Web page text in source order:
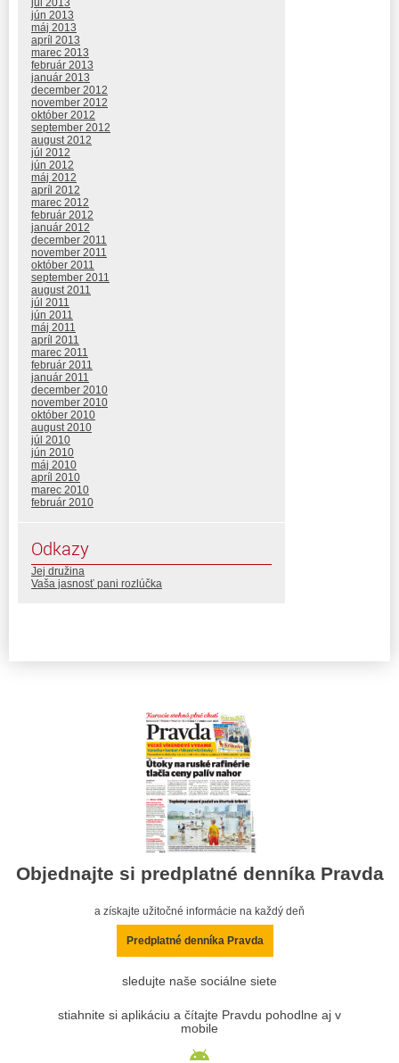
júl 2013
jún 2013
máj 2013
apríl 2013
marec 2013
február 2013
január 2013
december 2012
november 2012
október 2012
september 2012
august 2012
júl 2012
jún 2012
máj 2012
apríl 2012
marec 2012
február 2012
január 2012
december 2011
november 2011
október 2011
september 2011
august 2011
júl 2011
jún 2011
máj 2011
apríl 2011
marec 2011
február 2011
január 2011
december 2010
november 2010
október 2010
august 2010
júl 2010
jún 2010
máj 2010
apríl 2010
marec 2010
február 2010
Odkazy
Jej družina
Vaša jasnosť pani rozlúčka
Objednajte si predplatné denníka Pravda
a získajte užitočné informácie na každý deň
Predplatné denníka Pravda
sledujte naše sociálne siete
stiahnite si aplikáciu a čítajte Pravdu pohodlne aj v
mobile